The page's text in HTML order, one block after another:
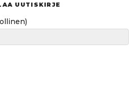
UUTISKIRJE